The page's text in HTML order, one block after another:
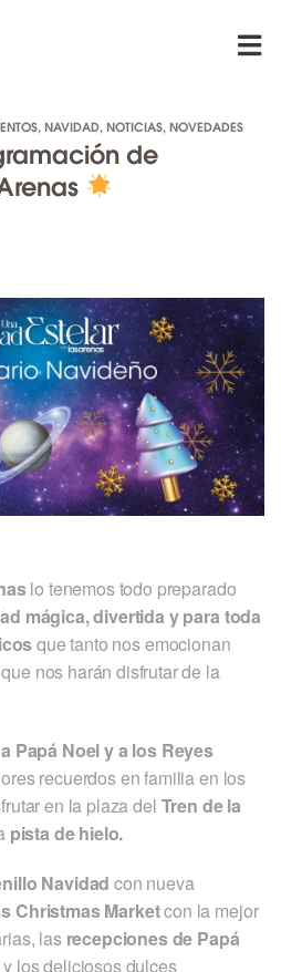
, NAVIDAD, NOTICIAS, NOVEDADES
de
lo tenemos todo preparado
mágica, divertida y para toda
que tanto nos emocionan
nos harán disfrutar de la
Papá Noel y a los Reyes
recuerdos en familia en los
en la plaza del Tren de la
pista de hielo.
Navidad con nueva
Christmas Marketcon la mejor
las recepciones de Papá
y los deliciosos dulces